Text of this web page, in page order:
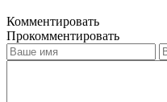
Комментировать
Прокомментировать